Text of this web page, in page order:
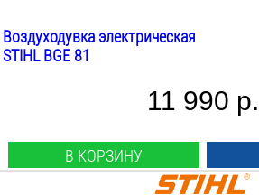
Воздуходувка электрическая
STIHL BGE 81
11 990 р.
В КОРЗИНУ